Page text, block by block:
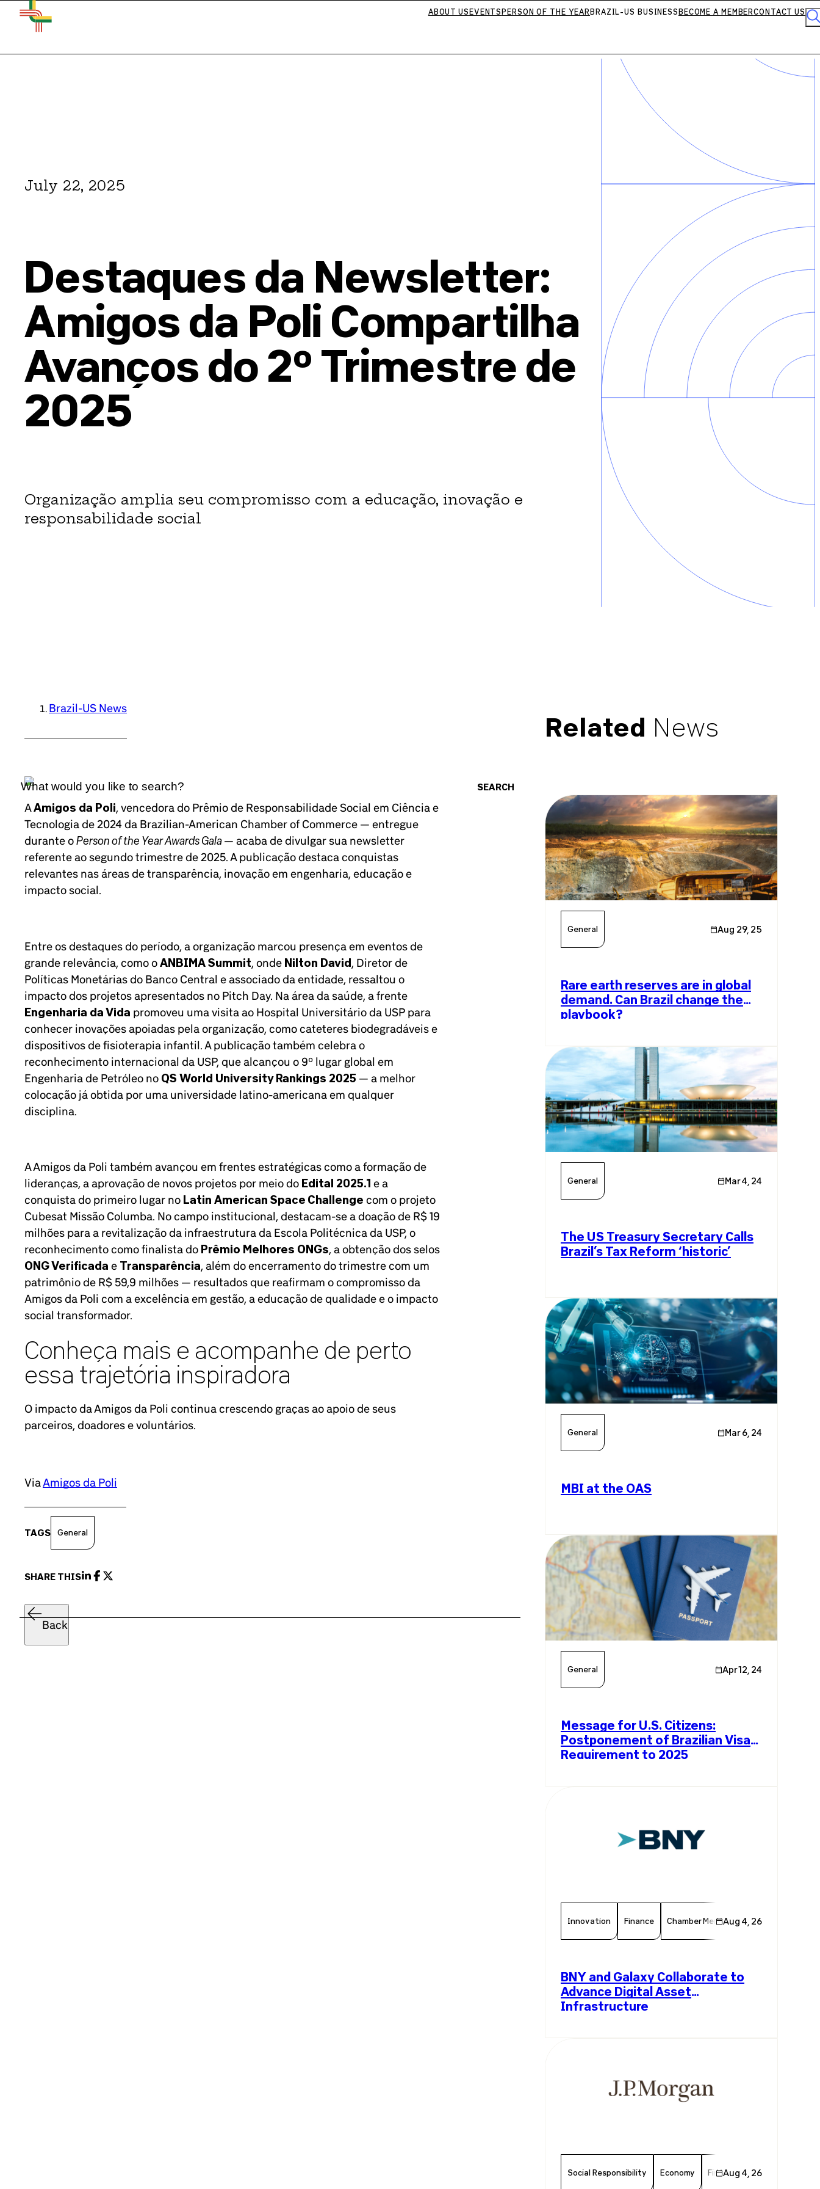
ABOUT USEVENTSPERSON OF THE YEARBRAZIL-US BUSINESSBECOME A MEMBERCONTACT US
SEARCH
July 22, 2025
Destaques da Newsletter:
Amigos da Poli Compartilha
Avanços do 2º Trimestre de
2025
Organização amplia seu compromisso com a educação, inovação e
responsabilidade social
Brazil-US News
AAmigos da Poli, vencedora do Prêmio de Responsabilidade Social em Ciência e
Tecnologia de 2024 da Brazilian-American Chamber of Commerce — entregue
durante oPerson of the Year Awards Gala— acaba de divulgar sua newsletter
referente ao segundo trimestre de 2025. A publicação destaca conquistas
relevantes nas áreas de transparência, inovação em engenharia, educação e
impacto social.
Entre os destaques do período, a organização marcou presença em eventos de
grande relevância, como oANBIMA Summit, onde Nilton David, Diretor de
Políticas Monetárias do Banco Central e associado da entidade, ressaltou o
impacto dos projetos apresentados no Pitch Day. Na área da saúde, a frente
Engenharia da Vida promoveu uma visita ao Hospital Universitário da USP para
conhecer inovações apoiadas pela organização, como cateteres biodegradáveis e
dispositivos de fisioterapia infantil. A publicação também celebra o
reconhecimento internacional da USP, que alcançou o 9º lugar global em
Engenharia de Petróleo no QS World University Rankings 2025 — a melhor
colocação já obtida por uma universidade latino-americana em qualquer
disciplina.
A Amigos da Poli também avançou em frentes estratégicas como a formação de
lideranças, a aprovação de novos projetos por meio do Edital 2025.1 e a
conquista do primeiro lugar no Latin American Space Challenge com o projeto
Cubesat Missão Columba. No campo institucional, destacam-se a doação de R$ 19
milhões para a revitalização da infraestrutura da Escola Politécnica da USP, o
reconhecimento como finalista do Prêmio Melhores ONGs, a obtenção dos selos
ONG Verificada e Transparência, além do encerramento do trimestre com um
patrimônio de R$ 59,9 milhões — resultados que reafirmam o compromisso da
Amigos da Poli com a excelência em gestão, a educação de qualidade e o impacto
social transformador.
Conheça mais e acompanhe de perto
essa trajetória inspiradora
O impacto da Amigos da Poli continua crescendo graças ao apoio de seus
parceiros, doadores e voluntários.
ViaAmigos da Poli
TAGS General
SHARE THIS
Back
Related News
General Aug 29, 25
Rare earth reserves are in global
demand. Can Brazil change the
playbook?
General Mar 4, 24
The US Treasury Secretary Calls
Brazil’s Tax Reform ‘historic’
General Mar 6, 24
MBI at the OAS
General Apr 12, 24
Message for U.S. Citizens:
Postponement of Brazilian Visa
Requirement to 2025
Innovation Finance Chamber Member Member News
Aug 4, 26
BNY and Galaxy Collaborate to
Advance Digital Asset
Infrastructure
Social Responsibility Economy Finance Chamber Member
Aug 4, 26